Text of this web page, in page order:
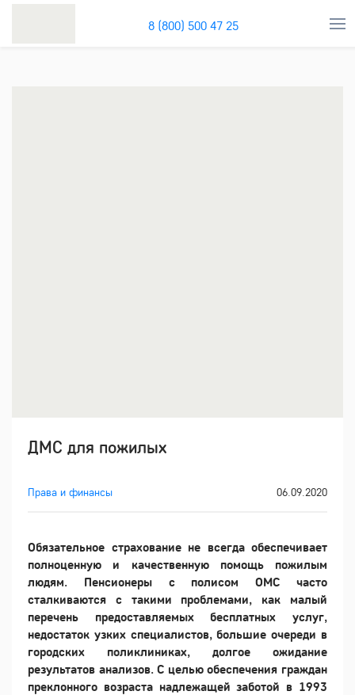
8 (800) 500 47 25
ДМС для пожилых
Права и финансы 06.09.2020
Обязательное страхование не всегда обеспечивает
полноценную и качественную помощь пожилым
людям. Пенсионеры с полисом ОМС часто
сталкиваются с такими проблемами, как малый
перечень предоставляемых бесплатных услуг,
недостаток узких специалистов, большие очереди в
городских поликлиниках, долгое ожидание
результатов анализов. С целью обеспечения граждан
преклонного возраста надлежащей заботой в 1993